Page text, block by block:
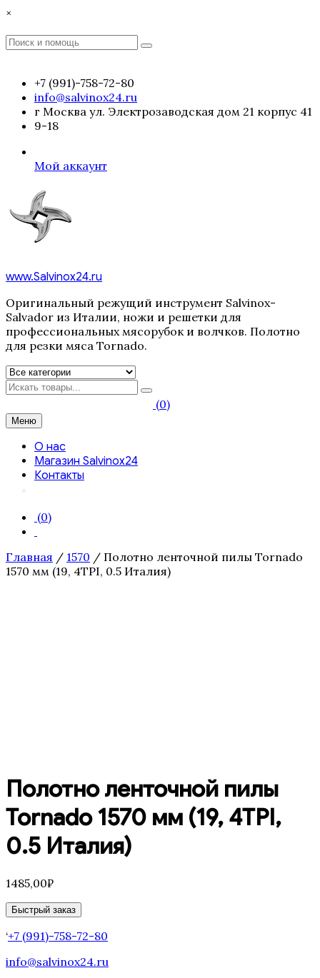
Перейти
содержимому
×
Поиск
Поиск
+7 (991)-758-72-80
info@salvinox24.ru
г Москва ул. Электрозаводская дом 21 корпус 41
9-18
Мой аккаунт
www.Salvinox24.ru
Оригинальный режущий инструмент Salvinox-
Salvador из Италии, ножи и решетки для
профессиональных мясорубок и волчков. Полотно
для резки мяса Tornado.
Искать
(0)
Меню
О нас
Магазин Salvinox24
Контакты
(0)
Главная / 1570 / Полотно ленточной пилы Tornado
1570 мм (19, 4TPI, 0.5 Италия)
Полотно ленточной пилы
Tornado 1570 мм (19, 4TPI,
0.5 Италия)
1485,00₽
Быстрый заказ
‘+7 (991)-758-72-80
info@salvinox24.ru